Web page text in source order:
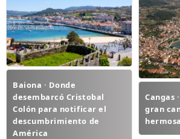
Baiona · Donde
desembarcó Cristobal
Colón para notificar el
descumbrimiento de
América
Cangas
gran